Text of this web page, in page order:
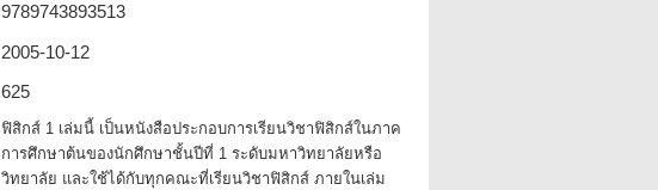
9789743893513
2005-10-12
625
ฟิสิกส์ 1 เล่มนี้ เป็นหนังสือประกอบการเรียนวิชาฟิสิกส์ในภาค
การศึกษาต้นของนักศึกษาชั้นปีที่ 1 ระดับมหาวิทยาลัยหรือ
วิทยาลัย และใช้ได้กับทุกคณะที่เรียนวิชาฟิสิกส์ ภายในเล่ม